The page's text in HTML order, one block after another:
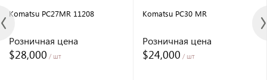
Komatsu PC27MR 11208
Розничная цена
$28,000 / шт
Komatsu PC30 MR
Розничная цена
$24,000 / шт